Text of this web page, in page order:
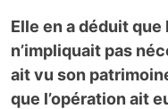
Elle en a déduit que
n’impliquait pas
ait vu son
que l’opération ait